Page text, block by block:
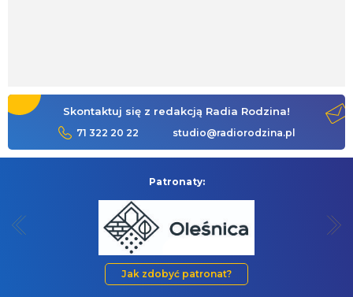
Skontaktuj się z redakcją Radia Rodzina!
71 322 20 22 studio@radiorodzina.pl
Patronaty:
Jak zdobyć patronat?